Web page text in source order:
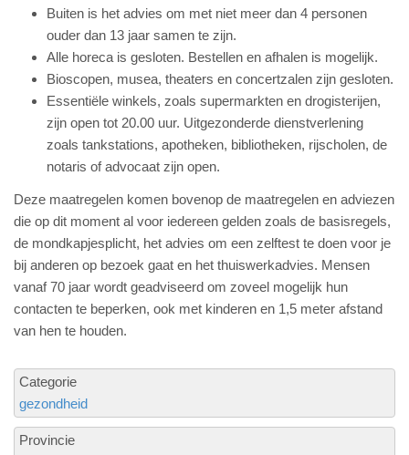
Buiten is het advies om met niet meer dan 4 personen
ouder dan 13 jaar samen te zijn.
Alle horeca is gesloten. Bestellen en afhalen is mogelijk.
Bioscopen, musea, theaters en concertzalen zijn gesloten.
Essentiële winkels, zoals supermarkten en drogisterijen,
zijn open tot 20.00 uur. Uitgezonderde dienstverlening
zoals tankstations, apotheken, bibliotheken, rijscholen, de
notaris of advocaat zijn open.
Deze maatregelen komen bovenop de maatregelen en adviezen
die op dit moment al voor iedereen gelden zoals de basisregels,
de mondkapjesplicht, het advies om een zelftest te doen voor je
bij anderen op bezoek gaat en het thuiswerkadvies. Mensen
vanaf 70 jaar wordt geadviseerd om zoveel mogelijk hun
contacten te beperken, ook met kinderen en 1,5 meter afstand
van hen te houden.
Categorie
gezondheid
Provincie